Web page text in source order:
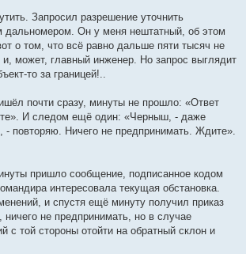
Запросил разрешение уточнить
дальномером. Он у меня нештатный, об этом
о том, что всё равно дальше пяти тысяч не
может, главный инженер. Но запрос выглядит
то за границей!..
почти сразу, минуты не прошло: «Ответ
И следом ещё один: «Черныш, - даже
- повторяю. Ничего не предпринимать. Ждите».
пришло сообщение, подписанное кодом
интересовала текущая обстановка.
и спустя ещё минуту получил приказ
ничего не предпринимать, но в случае
с той стороны отойти на обратный склон и